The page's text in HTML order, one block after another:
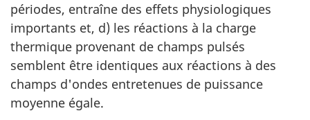
périodes, entraîne des effets physiologiques
importants et, d) les réactions à la charge
thermique provenant de champs pulsés
semblent être identiques aux réactions à des
champs d'ondes entretenues de puissance
moyenne égale.